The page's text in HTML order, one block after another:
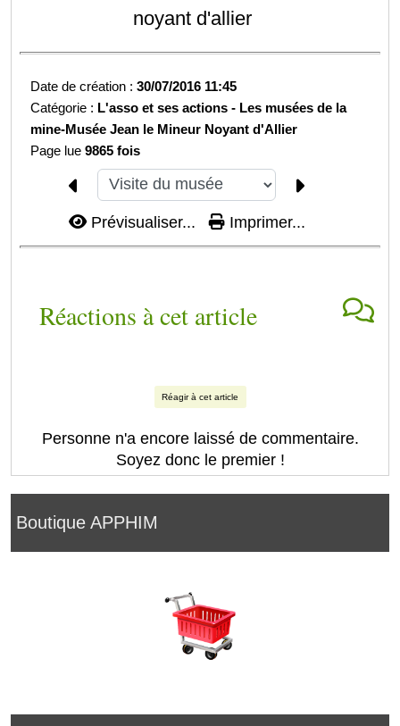
Boutique APPHIM
noyant d'allier
Date de création :30/07/2016 11:45
Catégorie : L'asso et ses actions - Les musées de la
mine-Musée Jean le Mineur Noyant d'Allier
Page lue9865 fois
Prévisualiser... Imprimer...
Réactions à cet article
Réagir à cet article
Personne n'a encore laissé de commentaire.
Soyez donc le premier !